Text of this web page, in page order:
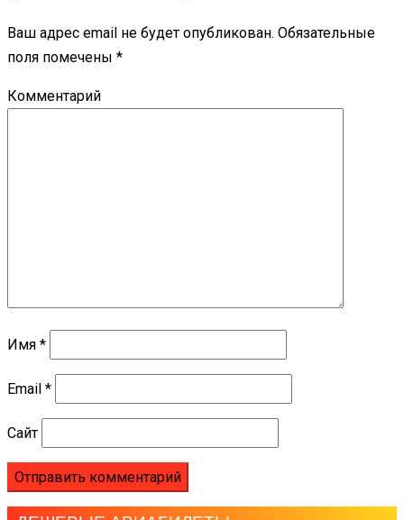
Ваш адрес email не будет опубликован. Обязательные
поля помечены *
Комментарий
Имя *
Email *
Сайт